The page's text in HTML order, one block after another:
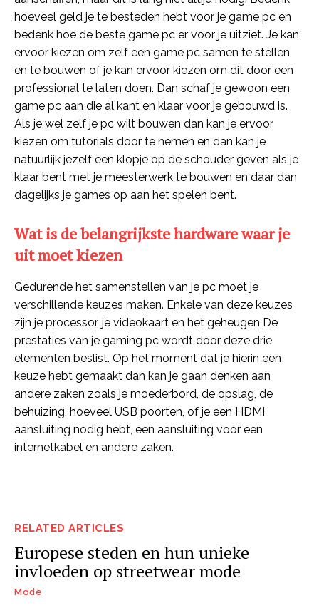
RELATED ARTICLES
Europese steden en hun unieke
invloeden op streetwear mode
Mode
hoeveel geld je te besteden hebt voor je game pc en
bedenk hoe de beste game pc er voor je uitziet. Je kan
ervoor kiezen om zelf een game pc samen te stellen
en te bouwen of je kan ervoor kiezen om dit door een
professional te laten doen. Dan schaf je gewoon een
game pc aan die al kant en klaar voor je gebouwd is.
Als je wel zelf je pc wilt bouwen dan kan je ervoor
kiezen om tutorials door te nemen en dan kan je
natuurlijk jezelf een klopje op de schouder geven als je
klaar bent met je meesterwerk te bouwen en daar dan
dagelijks je games op aan het spelen bent.
Wat is de belangrijkste hardware waar je
uit moet kiezen
Gedurende het samenstellen van je pc moet je
verschillende keuzes maken. Enkele van deze keuzes
zijn je processor, je videokaart en het geheugen De
prestaties van je gaming pc wordt door deze drie
elementen beslist. Op het moment dat je hierin een
keuze hebt gemaakt dan kan je gaan denken aan
andere zaken zoals je moederbord, de opslag, de
behuizing, hoeveel USB poorten, of je een HDMI
aansluiting nodig hebt, een aansluiting voor een
internetkabel en andere zaken.